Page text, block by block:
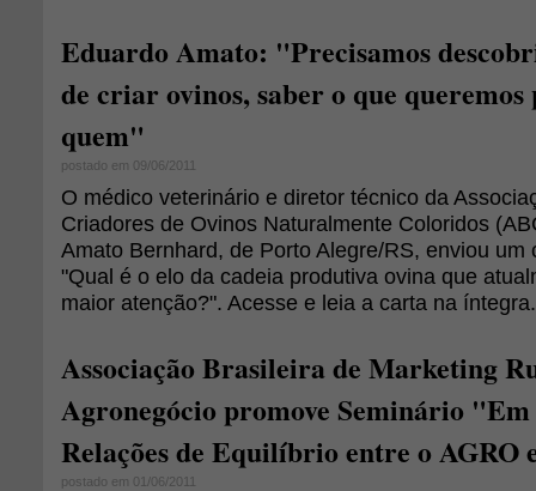
Eduardo Amato: "Precisamos
de criar ovinos, saber o que
quem"
postado em 09/06/2011
O médico veterinário e diretor técnico da
Criadores de Ovinos Naturalmente Coloridos
Amato Bernhard, de Porto Alegre/RS, enviou um
"Qual é o elo da cadeia produtiva ovina que
maior atenção?". Acesse e leia a carta na íntegra.
Associação Brasileira de Marketing
Agronegócio promove Seminário "Em
Relações de Equilíbrio entre o AGRO
postado em 01/06/2011